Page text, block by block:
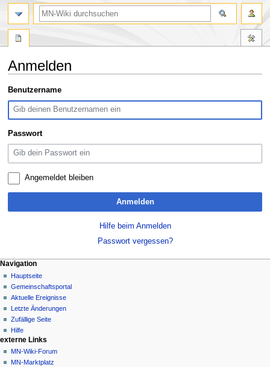
Anmelden
Zur
Navigation
springen
Zur
Suche
springen
Benutzername
Passwort
Angemeldet bleiben
Anmelden
Hilfe beim Anmelden
Passwort vergessen?
Navigationsmenü
Seitenaktionen
Spezialseite
Meine Werkzeuge
Nicht
angemeldet
Diskussionsseite
Beiträge
Anmelden
Navigation
Hauptseite
Gemeinschafts­portal
Aktuelle Ereignisse
Letzte Änderungen
Zufällige Seite
Hilfe
Suche
externe Links
MN-Wiki-Forum
MN-Marktplatz